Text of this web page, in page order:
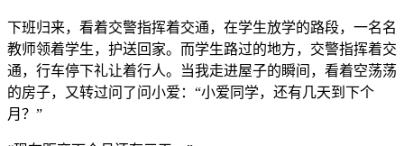
下班归来，看着交警指挥着交通，在学生放学的路段，一名名
教师领着学生，护送回家。而学生路过的地方，交警指挥着交
通，行车停下礼让着行人。当我走进屋子的瞬间，看着空荡荡
的房子，又转过问了问小爱：“小爱同学，还有几天到下个
月？”